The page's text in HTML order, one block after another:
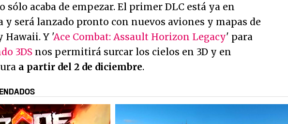
sólo acaba de empezar. El primer DLC está ya en
y será lanzado pronto con nuevos aviones y mapas de
Hawaii. Y 'Ace Combat: Assault Horizon Legacy' para
3DS nos permitirá surcar los cielos en 3D y en
a partir del 2 de diciembre.